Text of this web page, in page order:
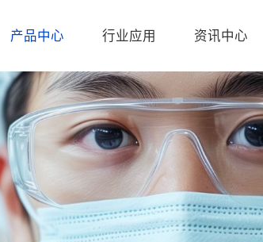
产品中心 行业应用 资讯中心